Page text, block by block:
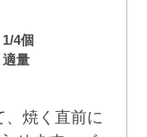
1/4個
適量
、焼く直前に